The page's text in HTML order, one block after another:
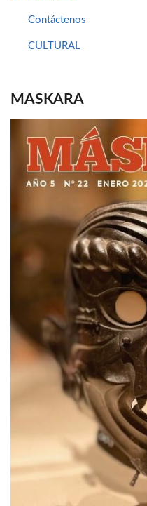
Contáctenos
CULTURAL
MASKARA